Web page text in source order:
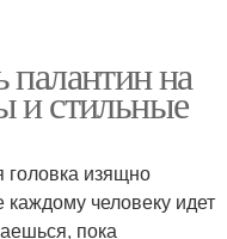
палантин на
и стильные
головка изящно
человеку идет
пока